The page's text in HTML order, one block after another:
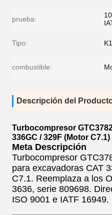
prueba:
Tipo:
combustible:
Descripción del
Turbocompresor
336GC / 329F (Motor C7.1)
Meta Descripción
Turbocompresor
para excavadoras CAT
C7.1. Reemplaza a los
3636, serie 809698.
ISO 9001 e IATF 16949.